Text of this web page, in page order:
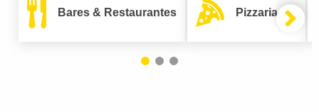
Bares & Restaurantes Pizzarias